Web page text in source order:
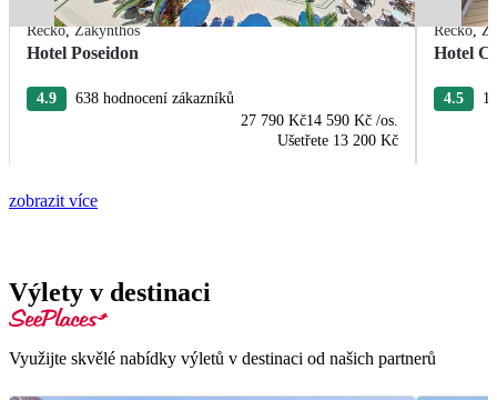
Řecko,Zakynthos
Hotel Poseidon
4.9
638 hodnocení zákazníků
27 790 Kč14 590 Kč /os.
Ušetřete 13 200 Kč
Řecko,
Hotel
4.5
zobrazit více
Výlety v destinaci
Využijte skvělé nabídky výletů v destinaci od našich partnerů